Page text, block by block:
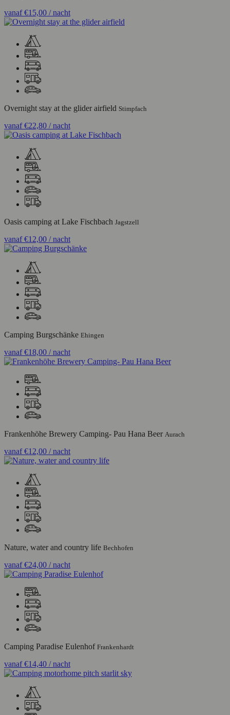
vanaf€15,00 / nacht
Overnight stay at the glider airfield Stimpfach
vanaf€22,80 / nacht
Oasis camping at Lake Fischbach Jagstzell
vanaf€12,00 / nacht
Camping Burgschänke Ehingen
vanaf€18,00 / nacht
Frankenhöhe Brewery Camping- Pau Hana Beer Aurach
vanaf€12,00 / nacht
Nature, water and country life Bechhofen
vanaf€24,00 / nacht
Camping Paradise Eulenhof Frankenhardt
vanaf€14,40 / nacht